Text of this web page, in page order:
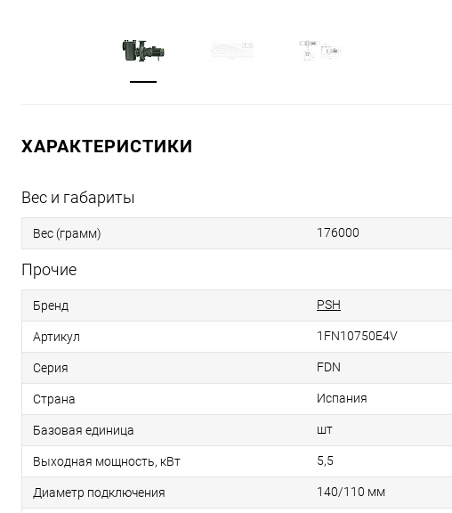
ХАРАКТЕРИСТИКИ
Вес и габариты
Вес (грамм) 176000
Прочие
Бренд PSH
Артикул 1FN10750E4V
Серия FDN
Страна Испания
Базовая единица шт
Выходная мощность, кВт 5,5
Диаметр подключения 140/110 мм